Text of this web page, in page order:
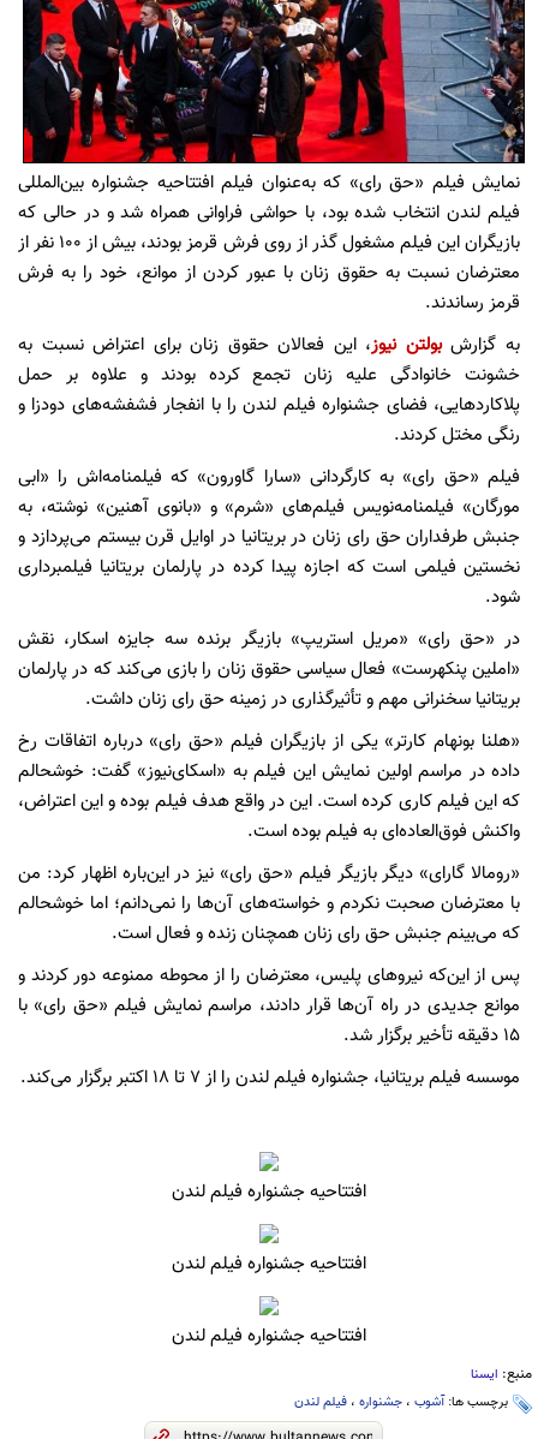
نمایش فیلم «حق رای» که به‌عنوان فیلم افتتاحیه جشنواره بین‌المللی
فیلم لندن انتخاب شده بود، با حواشی فراوانی همراه شد و در حالی که
بازیگران این فیلم مشغول گذر از روی فرش قرمز بودند، بیش از 100 نفر از
معترضان نسبت به حقوق زنان با عبور کردن از موانع، خود را به فرش
قرمز رساندند.
به گزارشبولتن نیوز، این فعالان حقوق زنان برای اعتراض نسبت به
خشونت خانوادگی علیه زنان تجمع کرده بودند و علاوه بر حمل
پلاکاردهایی، فضای جشنواره فیلم لندن را با انفجار فشفشه‌های دودزا و
رنگی مختل کردند.
فیلم «حق رای» به کارگردانی «سارا گاورون» که فیلمنامه‌اش را «ابی
مورگان» فیلمنامه‌نویس فیلم‌های «شرم» و «بانوی آهنین» نوشته، به
جنبش طرفداران حق رای زنان در بریتانیا در اوایل قرن بیستم می‌پردازد و
نخستین فیلمی است که اجازه پیدا کرده در پارلمان بریتانیا فیلمبرداری
شود.
در «حق رای» «مریل استریپ» بازیگر برنده سه جایزه اسکار، نقش
«املین پنکهرست» فعال سیاسی حقوق زنان را بازی می‌کند که در پارلمان
بریتانیا سخنرانی مهم و تأثیرگذاری در زمینه حق رای زنان داشت.
«هلنا بونهام کارتر» یکی از بازیگران فیلم «حق رای» درباره اتفاقات رخ
داده در مراسم اولین نمایش این فیلم به «اسکای‌نیوز» گفت: خوشحالم
که این فیلم کاری کرده است. این در واقع هدف فیلم بوده و این اعتراض،
واکنش فوق‌العاده‌ای به فیلم بوده است.
«رومالا گارای» دیگر بازیگر فیلم «حق رای» نیز در این‌باره اظهار کرد: من
با معترضان صحبت نکردم و خواسته‌های آن‌ها را نمی‌دانم؛ اما خوشحالم
که می‌بینم جنبش حق رای زنان همچنان زنده و فعال است.
پس از این‌که نیروهای پلیس، معترضان را از محوطه ممنوعه دور کردند و
موانع جدیدی در راه آن‌ها قرار دادند، مراسم نمایش فیلم «حق رای» با
15 دقیقه تأخیر برگزار شد.
موسسه فیلم بریتانیا، جشنواره فیلم لندن را از ۷ تا ۱۸ اکتبر برگزار می‌کند.
افتتاحیه جشنواره فیلم لندن
افتتاحیه جشنواره فیلم لندن
افتتاحیه جشنواره فیلم لندن
منبع: ایسنا
برچسب ها:آشوب ، جشنواره ، فیلم لندن